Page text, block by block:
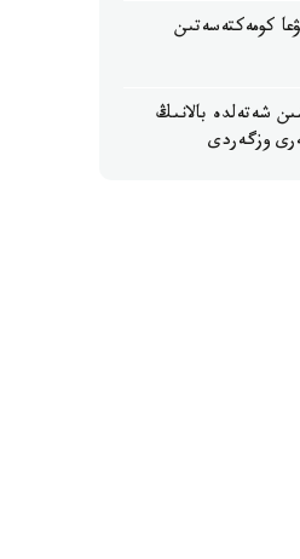
كومەكتەسەتىن
شەتەلدە بالانىڭ
وزگەردى